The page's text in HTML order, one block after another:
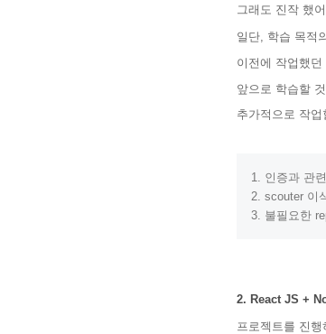
그래도 진작 했
일단, 학습 목적
이전에 작업했
앞으로 학습할
추가적으로 작업
1. 인증과 관
2. scouter 이
3. 불필요한
2. React JS +
프로젝트를 진